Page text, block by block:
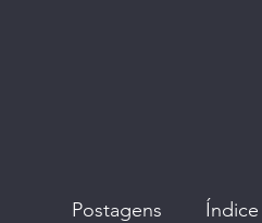
Postagens